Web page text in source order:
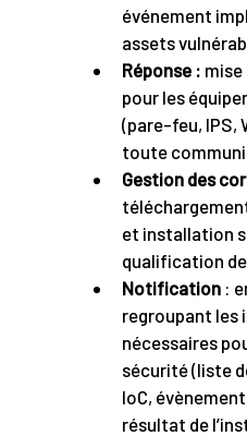
événement
assets
Réponse : mise
pour les
(pare-feu, IPS,
toute
Gestion des
et installation
qualification
Notification :
regroupant les
nécessaires
sécurité (liste
IoC,
résultat de